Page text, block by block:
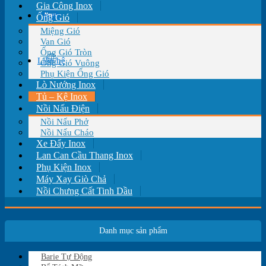
Tin tức
Liên hệ
Gia Công Inox
Ống Gió
Miệng Gió
Van Gió
Ống Gió Tròn
Ống Gió Vuông
Phụ Kiện Ống Gió
Lò Nướng Inox
Tủ – Kệ Inox
Nồi Nấu Điện
Nồi Nấu Phở
Nồi Nấu Cháo
Xe Đẩy Inox
Lan Can Cầu Thang Inox
Phụ Kiện Inox
Máy Xay Giò Chả
Nồi Chưng Cất Tinh Dầu
Danh mục sản phẩm
Barie Tự Động